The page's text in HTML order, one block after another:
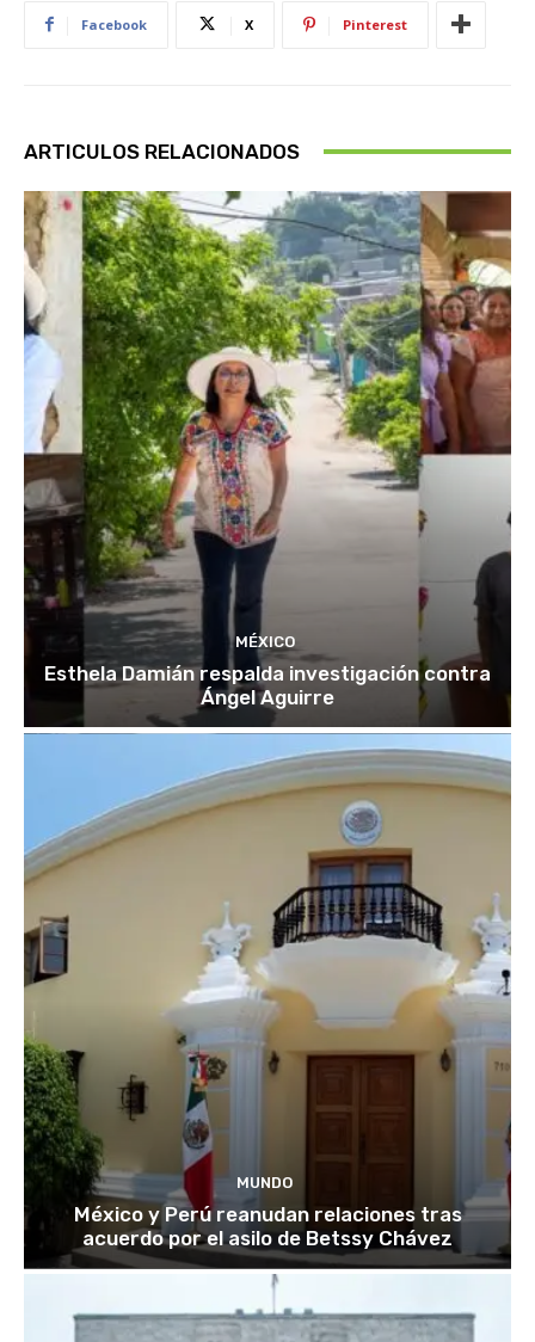
Facebook X Pinterest
ARTICULOS RELACIONADOS
MÉXICO
Esthela Damián respalda investigación contra
Ángel Aguirre
MUNDO
México y Perú reanudan relaciones tras
acuerdo por el asilo de Betssy Chávez